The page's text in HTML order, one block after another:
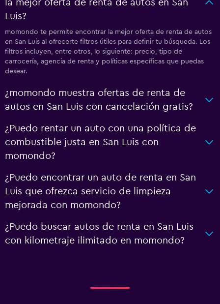
la mejor oferta de renta de autos en San
Luis?
momondo te permite encontrar la mejor oferta de renta de autos
en San Luis al ofrecerte filtros útiles para definir tu búsqueda. Los
filtros incluyen, entre otros, lo siguiente: precio, tipo de
carrocería, agencia de renta y políticas específicas que puedas
desear.
¿momondo muestra ofertas de renta de
autos en San Luis con cancelación gratis?
¿Puedo rentar un auto con una política de
combustible justa en San Luis con
momondo?
¿Puedo encontrar un auto de renta en San
Luis que ofrezca servicio de limpieza
mejorada con momondo?
¿Puedo buscar autos de renta en San Luis
con kilometraje ilimitado en momondo?